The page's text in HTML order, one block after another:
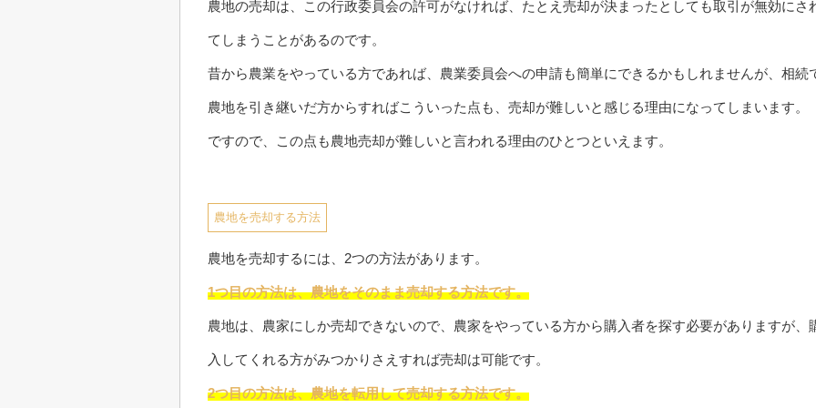
農地の売却は、この行政委員会の許可がなければ、たとえ売却が決まったとしても取引が無効にさ
てしまうことがあるのです。
昔から農業をやっている方であれば、農業委員会への申請も簡単にできるかもしれませんが、相続
農地を引き継いだ方からすればこういった点も、売却が難しいと感じる理由になってしまいます。
ですので、この点も農地売却が難しいと言われる理由のひとつといえます。
農地を売却する方法
農地を売却するには、2つの方法があります。
1つ目の方法は、農地をそのまま売却する方法です。
農地は、農家にしか売却できないので、農家をやっている方から購入者を探す必要がありますが、
入してくれる方がみつかりさえすれば売却は可能です。
2つ目の方法は、農地を転用して売却する方法です。